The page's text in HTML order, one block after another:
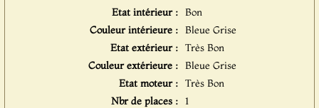
Etat intérieur : Bon
Couleur intérieure : Bleue Grise
Etat extérieur : Très Bon
Couleur extérieure : Bleue Grise
Etat moteur : Très Bon
Nbr de places : 1